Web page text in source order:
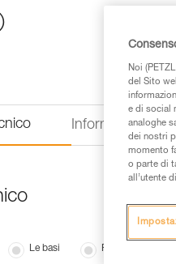
Informazioni
Le basi Prestazioni e
Noi
del Sito
e di social
analoghe
dei nostri
momento
o parte di
all’utente